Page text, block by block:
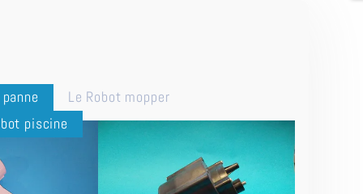
Le Robot mopper
piscine